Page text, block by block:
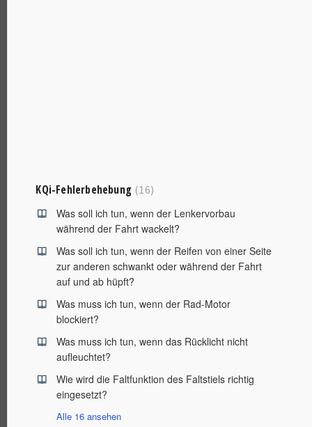
KQi-Fehlerbehebung 16
Was soll ich tun, wenn der Lenkervorbau
während der Fahrt wackelt?
Was soll ich tun, wenn der Reifen von einer Seite
zur anderen schwankt oder während der Fahrt
auf und ab hüpft?
Was muss ich tun, wenn der Rad-Motor
blockiert?
Was muss ich tun, wenn das Rücklicht nicht
aufleuchtet?
Wie wird die Faltfunktion des Faltstiels richtig
eingesetzt?
Alle 16 ansehen